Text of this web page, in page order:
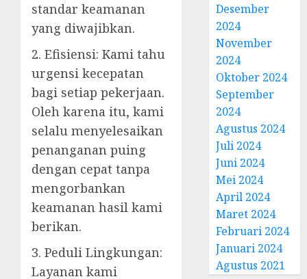
standar keamanan
yang diwajibkan.
2. Efisiensi: Kami tahu
urgensi kecepatan
bagi setiap pekerjaan.
Oleh karena itu, kami
selalu menyelesaikan
penanganan puing
dengan cepat tanpa
mengorbankan
keamanan hasil kami
berikan.
3. Peduli Lingkungan:
Layanan kami
Desember
2024
November
2024
Oktober 2024
September
2024
Agustus 2024
Juli 2024
Juni 2024
Mei 2024
April 2024
Maret 2024
Februari 2024
Januari 2024
Agustus 2021